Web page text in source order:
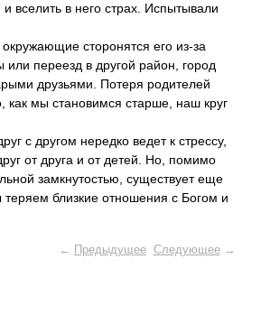
вселить в него страх. Испытывали
сторонятся его из-за
переезд в другой район, город
друзьями. Потеря родителей
как мы становимся старше, наш круг
с другом нередко ведет к стрессу,
от друга и от детей. Но, помимо
замкнутостью, существует еще
близкие отношения с Богом и
← Предыдущее Следующее→